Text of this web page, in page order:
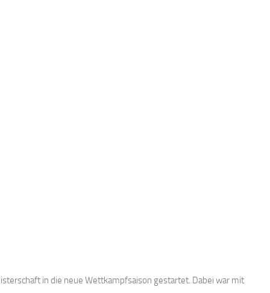
in die neue Wettkampfsaison gestartet. Dabei war mit